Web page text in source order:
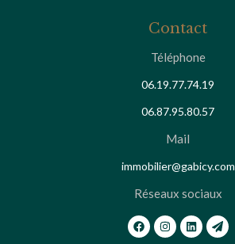
Contact
Téléphone
06.19.77.74.19
06.87.95.80.57
Mail
immobilier@gabicy.com
Réseaux sociaux